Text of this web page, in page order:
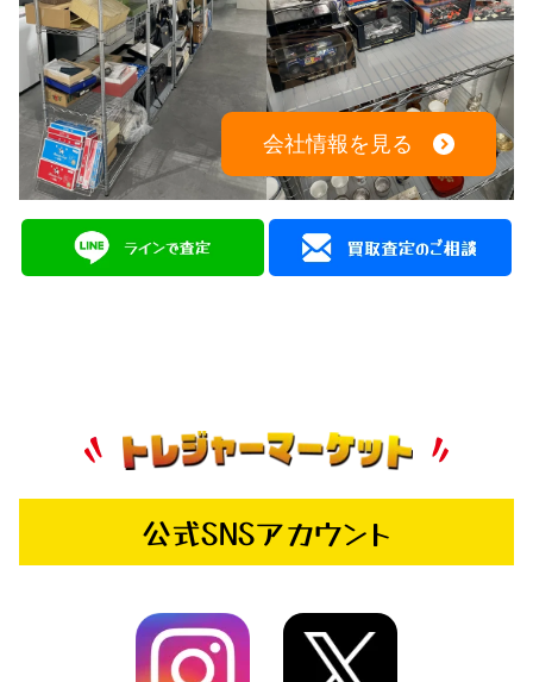
会社情報を見る
公式SNSアカウント